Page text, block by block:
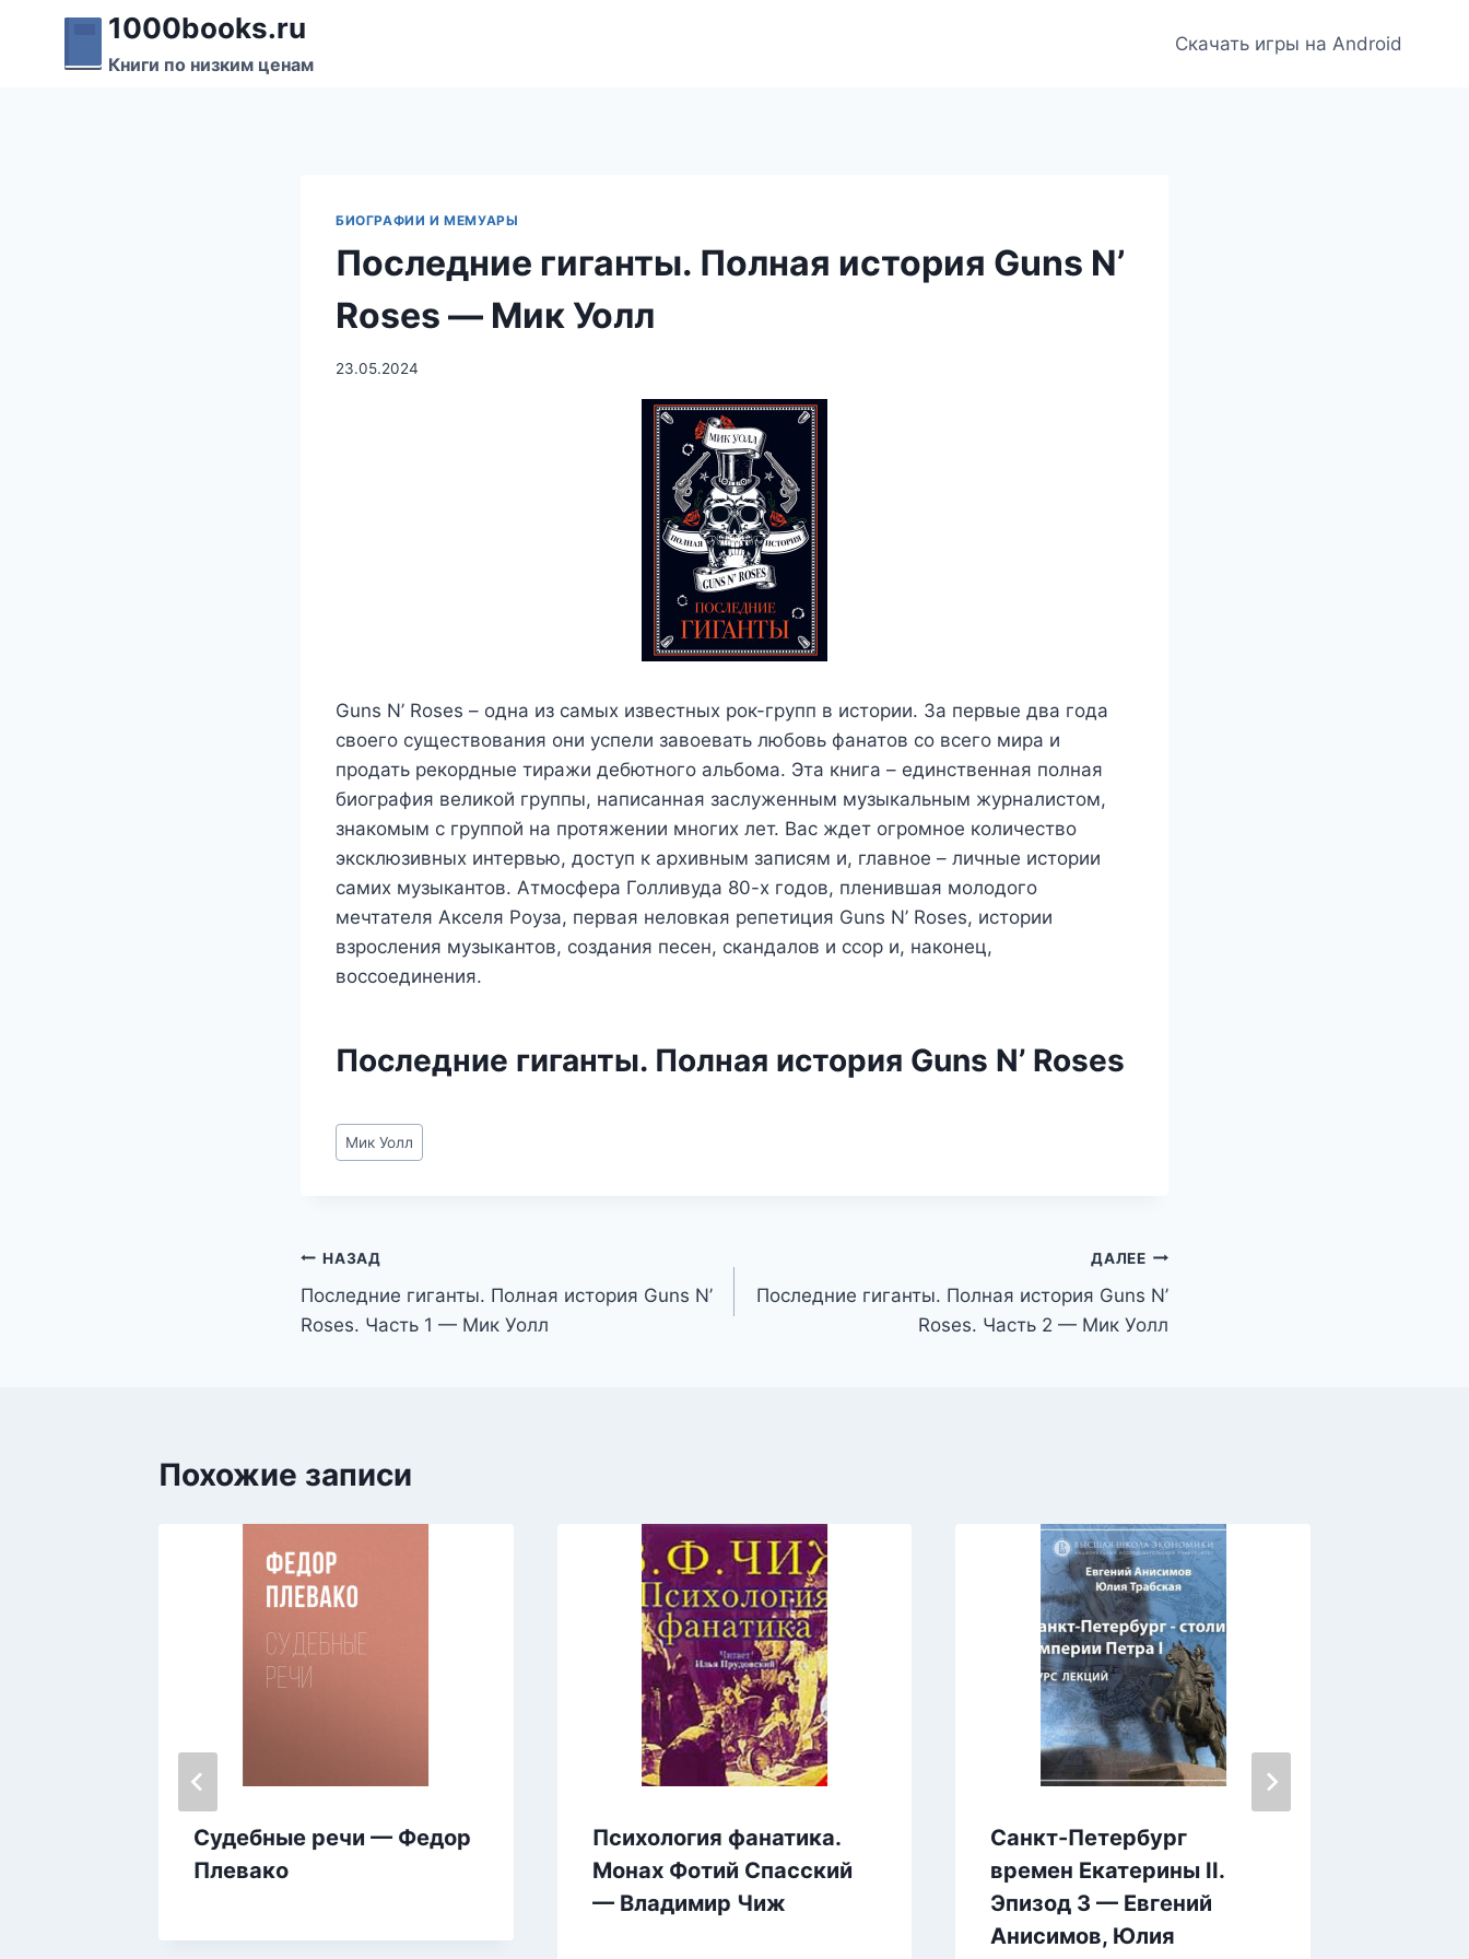
Перейти
содержимому
1000books.ru
Книги по низким ценам
Скачать игры на Android
БИОГРАФИИ И МЕМУАРЫ
Последние гиганты. Полная история Guns N’
Roses — Мик Уолл
23.05.2024
Guns N’ Roses – одна из самых известных рок-групп в истории. За первые два года
своего существования они успели завоевать любовь фанатов со всего мира и
продать рекордные тиражи дебютного альбома. Эта книга – единственная полная
биография великой группы, написанная заслуженным музыкальным журналистом,
знакомым с группой на протяжении многих лет. Вас ждет огромное количество
эксклюзивных интервью, доступ к архивным записям и, главное – личные истории
самих музыкантов. Атмосфера Голливуда 80-х годов, пленившая молодого
мечтателя Акселя Роуза, первая неловкая репетиция Guns N’ Roses, истории
взросления музыкантов, создания песен, скандалов и ссор и, наконец,
воссоединения.
Последние гиганты. Полная история Guns N’ Roses
Метки
записи:
Мик Уолл
Навигация
по
НАЗАД
Последние гиганты. Полная история Guns N’
Roses. Часть 1 — Мик Уолл
ДАЛЕЕ
Последние гиганты. Полная история Guns N’
Roses. Часть 2 — Мик Уолл
Похожие записи
Судебные речи — Федор
Плевако
Психология фанатика.
Монах Фотий Спасский
— Владимир Чиж
Санкт-Петербург
времен Екатерины II.
Эпизод 3 — Евгений
Анисимов, Юлия